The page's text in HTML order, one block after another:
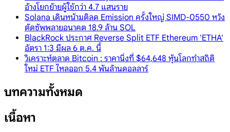
อ้างโยกย้ายผู้ใช้กว่า 4.7 แสนราย
Solana เดินหน้ามติลด Emission ครั้งใหญ่ SIMD-0550 หวัง
ตัดซัพพลายอนาคต 18.9 ล้าน SOL
BlackRock ประกาศ Reverse Split ETF Ethereum 'ETHA'
อัตรา 1:3 มีผล 6 ต.ค. นี้
วิเคราะห์ตลาด Bitcoin : ราคานิ่งที่ $64,648 หุ้นโลกทำสถิติ
ใหม่ ETF ไหลออก 5.4 พันล้านดอลลาร์
บทความทั้งหมด
เนื้อหา